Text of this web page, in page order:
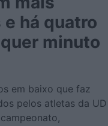
há quatro
minuto
em baixo que faz
pelos atletas da UD